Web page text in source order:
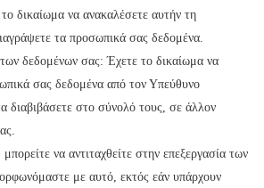
δικαίωμα να ανακαλέσετε αυτήν τη
τα προσωπικά σας δεδομένα.
δεδομένων σας: Έχετε το δικαίωμα να
σας δεδομένα από τον Υπεύθυνο
διαβιβάσετε στο σύνολό τους, σε άλλον
να αντιταχθείτε στην επεξεργασία των
με αυτό, εκτός εάν υπάρχουν